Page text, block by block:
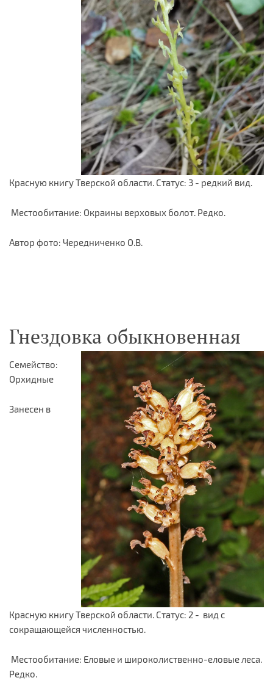
Красную книгу Тверской области. Статус: 3 - редкий вид.
Местообитание: Окраины верховых болот. Редко.
Автор фото: Чередниченко О.В.
Гнездовка обыкновенная
Семейство:
Орхидные
Занесен в
Красную книгу Тверской области. Статус: 2 - вид с
сокращающейся численностью.
Местообитание: Еловые и широколиственно-еловые леса.
Редко.